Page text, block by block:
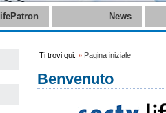
lifePatron News
Ti trovi qui: » Pagina iniziale
Benvenuto